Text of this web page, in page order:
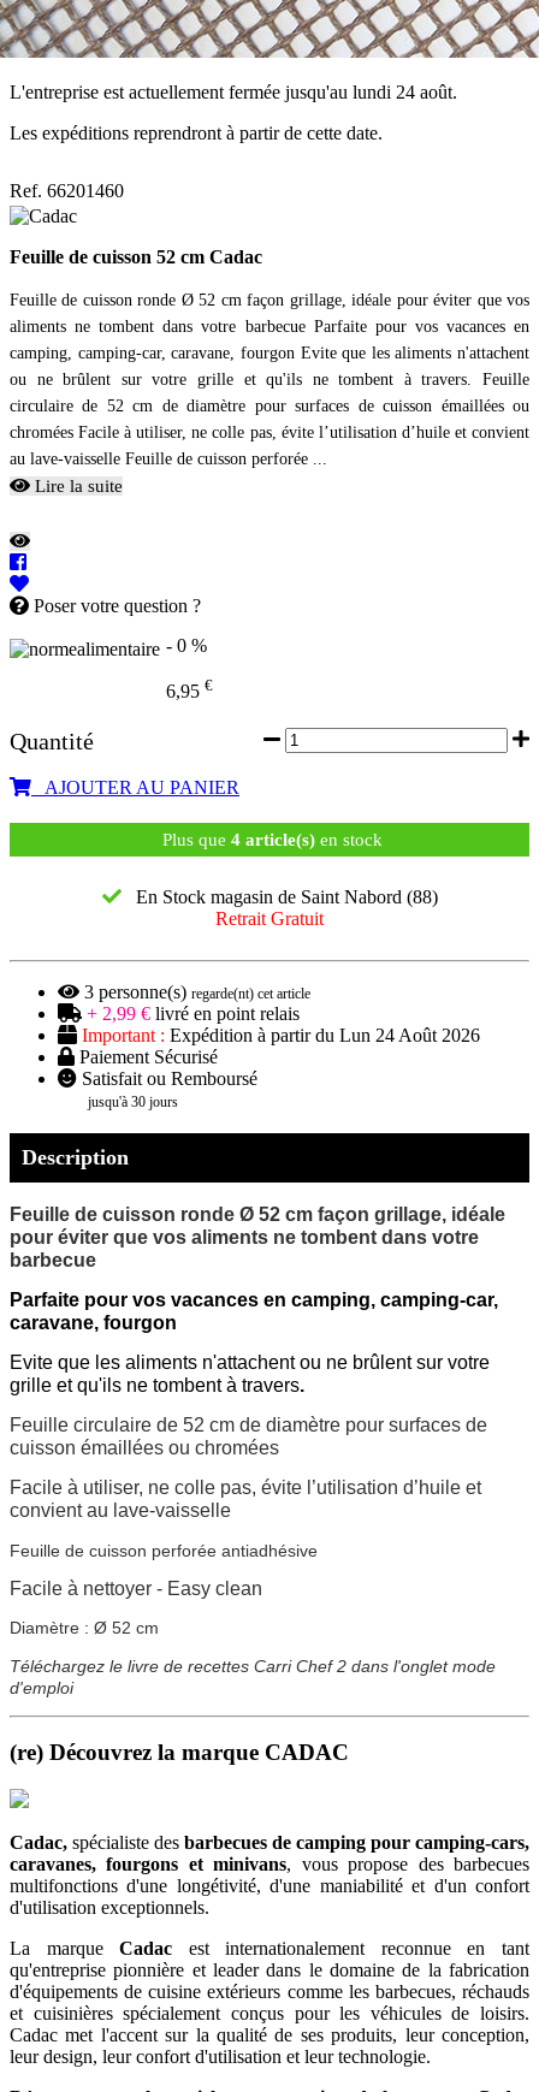
L'entreprise est actuellement fermée jusqu'au lundi 24 août.
Les expéditions reprendront à partir de cette date.
Ref. 66201460
Feuille de cuisson 52 cm Cadac
Feuille de cuisson ronde Ø 52 cm façon grillage, idéale pour éviter que vos
aliments ne tombent dans votre barbecue Parfaite pour vos vacances en
camping, camping-car, caravane, fourgon Evite que les aliments n'attachent
ou ne brûlent sur votre grille et qu'ils ne tombent à travers. Feuille
circulaire de 52 cm de diamètre pour surfaces de cuisson émaillées ou
chromées Facile à utiliser, ne colle pas, évite l’utilisation d’huile et convient
au lave-vaisselle Feuille de cuisson perforée ...
Lire la suite
Poser votre question ?
- 0 %
6,95 €
Quantité
AJOUTER AU PANIER
Plus que 4 article(s)en stock
En Stock magasin de Saint Nabord (88)
Retrait Gratuit
3 personne(s) regarde(nt) cet article
+ 2,99 € livré en point relais
Important : Expédition à partir du Lun 24 Août 2026
Paiement Sécurisé
Satisfait ou Remboursé
jusqu'à 30 jours
Description
Feuille de cuisson ronde Ø 52 cm façon grillage, idéale
pour éviter que vos aliments ne tombent dans votre
barbecue
Parfaite pour vos vacances en camping, camping-car,
caravane, fourgon
Evite que les aliments n'attachent ou ne brûlent sur votre
grille et qu'ils ne tombent à travers.
Feuille circulaire de 52 cm de diamètre pour surfaces de
cuisson émaillées ou chromées
Facile à utiliser, ne colle pas, évite l’utilisation d’huile et
convient au lave-vaisselle
Feuille de cuisson perforée antiadhésive
Facile à nettoyer - Easy clean
Diamètre : Ø 52 cm
Téléchargez le livre de recettes Carri Chef 2 dans l'onglet mode
d'emploi
(re) Découvrez la marque CADAC
Cadac, spécialiste des barbecues de camping pour camping-cars,
caravanes, fourgons et minivans, vous propose des barbecues
multifonctions d'une longétivité, d'une maniabilité et d'un confort
d'utilisation exceptionnels.
La marqueCadac est internationalement reconnue en tant
qu'entreprise pionnière et leader dans le domaine de la fabrication
d'équipements de cuisine extérieurs comme les barbecues, réchauds
et cuisinières spécialement conçus pour les véhicules de loisirs.
Cadac met l'accent sur la qualité de ses produits, leur conception,
leur design, leur confort d'utilisation et leur technologie.